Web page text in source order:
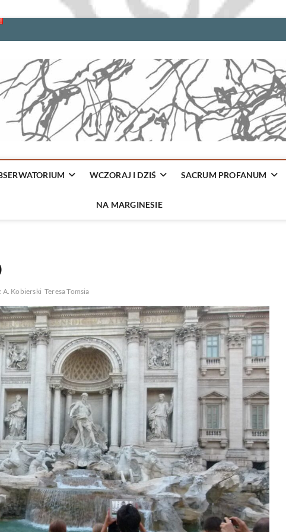
WCZORAJ I DZIŚ SACRUM PROFANUM
NA MARGINESIE
A. Kobierski Teresa Tomsia